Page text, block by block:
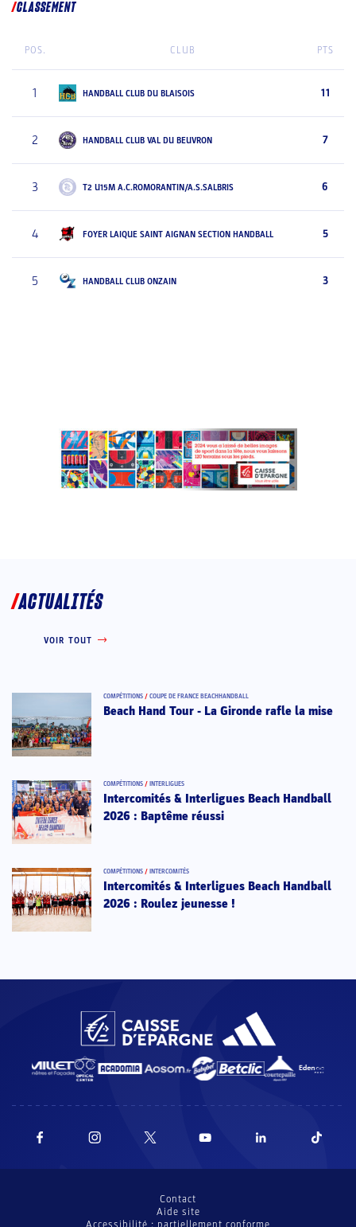
CLASSEMENT
POS. CLUB PTS
1 HANDBALL CLUB DU BLAISOIS 11
2 HANDBALL CLUB VAL DU BEUVRON 7
3 T2 U15M A.C.ROMORANTIN/A.S.SALBRIS 6
4 FOYER LAIQUE SAINT AIGNAN SECTION HANDBALL 5
5 HANDBALL CLUB ONZAIN 3
ACTUALITÉS
VOIR TOUT
COMPÉTITIONS / COUPE DE FRANCE BEACHHANDBALL
Beach Hand Tour - La Gironde rafle la mise
COMPÉTITIONS / INTERLIGUES
Intercomités & Interligues Beach Handball
2026 : Baptême réussi
COMPÉTITIONS / INTERCOMITÉS
Intercomités & Interligues Beach Handball
2026 : Roulez jeunesse !
Contact
Aide site